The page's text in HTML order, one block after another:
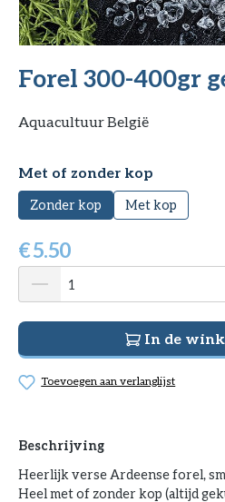
Forel 300-400gr
Aquacultuur België
Selecteer
Met of zonder kop
Zonder kop Met kop
€5.50
In de
Toevoegen aan verlanglijst
Beschrijving
Heerlijk verse Ardeense forel,
Heel met of zonder kop (altijd